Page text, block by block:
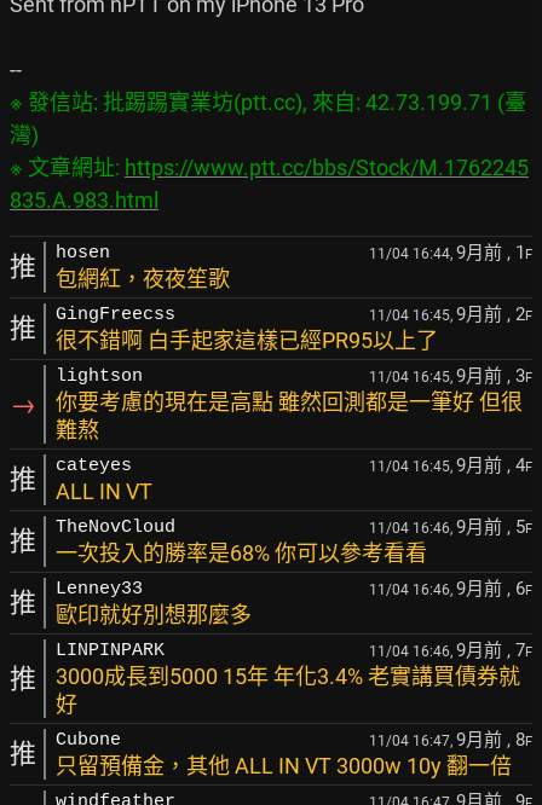
※ 發信站: 批踢踢實業坊(ptt.cc), 來自: 42.73.199.71 (臺
灣)
※ 文章網址: https://www.ptt.cc/bbs/Stock/M.1762245
835.A.983.html
推 hosen 11/04 16:44, 9月前 , 1 F
包網紅，夜夜笙歌
推 GingFreecss 11/04 16:45, 9月前 , 2F
很不錯啊 白手起家這樣已經PR95以上了
→
lightson 11/04 16:45, 9月前 , 3F
你要考慮的現在是高點 雖然回測都是一筆好 但很
難熬
推 cateyes 11/04 16:45, 9月前 , 4F
ALL IN VT
推 TheNovCloud 11/04 16:46, 9月前 , 5F
一次投入的勝率是68% 你可以參考看看
推 Lenney33 11/04 16:46, 9月前 , 6F
歐印就好別想那麼多
推
LINPINPARK 11/04 16:46, 9月前 , 7F
3000成長到5000 15年 年化3.4% 老實講買債券就
好
推 Cubone 11/04 16:47, 9月前 , 8F
只留預備金，其他 ALL IN VT 3000w 10y 翻一倍